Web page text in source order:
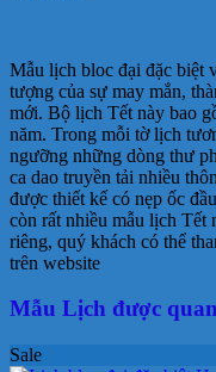
Mẫu lịch bloc đại đặc biệt
tượng của sự may mắn,
mới. Bộ lịch Tết này bao
năm. Trong mỗi tờ lịch
ngưỡng những dòng thư
ca dao truyền tải nhiều
được thiết kế có nẹp ốc
còn rất nhiều mẫu lịch Tết
riêng, quý khách có thể
trên website
Mẫu Lịch được
Sale